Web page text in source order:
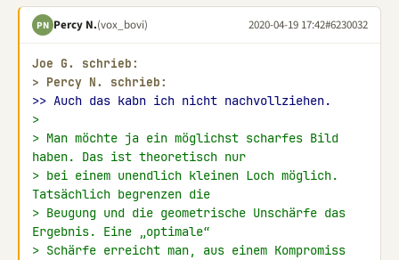
PN Percy N.(vox_bovi) 2020-04-19 17:42#6230032
Joe G. schrieb:
> Percy N. schrieb:
>> Auch das kabn ich nicht nachvollziehen.
>
> Man möchte ja ein möglichst scharfes Bild
haben. Das ist theoretisch nur
> bei einem unendlich kleinen Loch möglich.
Tatsächlich begrenzen die
> Beugung und die geometrische Unschärfe das
Ergebnis. Eine „optimale“
> Schärfe erreicht man, aus einem Kompromiss